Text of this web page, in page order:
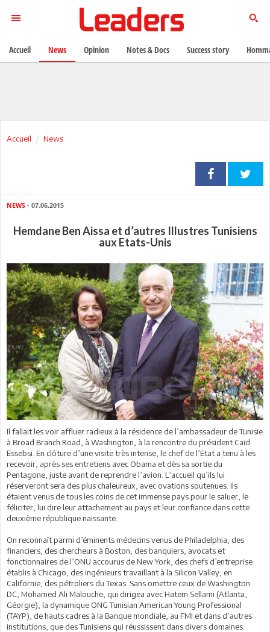
Accueil News
NEWS - 07.06.2015
Hemdane Ben Aissa et d’autres Illustres Tunisiens
aux Etats-Unis
Il fallait les voir affluer radieux à la résidence de l’ambassadeur de Tunisie
à Broad Branch Road, à Washington, à la rencontre du président Caïd
Essebsi. En clôture d’une visite très intense, le chef de l’Etat a tenu à les
recevoir, après ses entretiens avec Obama et dès sa sortie du
Pentagone, juste avant de reprendre l’avion. L’accueil qu’ils lui
réserveront sera des plus chaleureux, avec ovations soutenues. Ils
étaient venus de tous les coins de cet immense pays pour le saluer, le
féliciter, lui dire leur attachement au pays et leur confiance dans cette
deuxième république naissante.
On reconnaît parmi d’éminents médecins venus de Philadelphia, des
financiers, des chercheurs à Boston, des banquiers, avocats et
fonctionnaires de l’ONU accourus de New York, des chefs d’entreprise
établis à Chicago, des ingénieurs travaillant à la Silicon Valley, en
Californie, des pétroliers du Texas. Sans omettre ceux de Washington
DC, Mohamed Ali Malouche, qui dirigea avec Hatem Sellami (Atlanta,
Géorgie), la dynamique ONG Tunisian American Young Professional
(TAYP), de hauts cadres à la Banque mondiale, au FMI et dans d’autres
institutions, que des Tunisiens qui réussissent dans divers domaines.
Accueil News Opinion Notes & Docs Success story